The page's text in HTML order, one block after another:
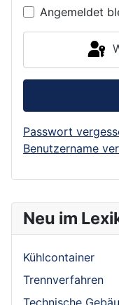
Neu im
Kühlcontainer
Trennverfahren
Technische
Angemeldet
Passwort
Benutzername